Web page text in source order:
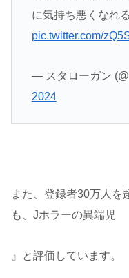
に気持ち悪くなれ
pic.twitter.com/
— スタローガン
2024
また、登録者30万人を
も、Jホラーの異端児
』と評価しています。